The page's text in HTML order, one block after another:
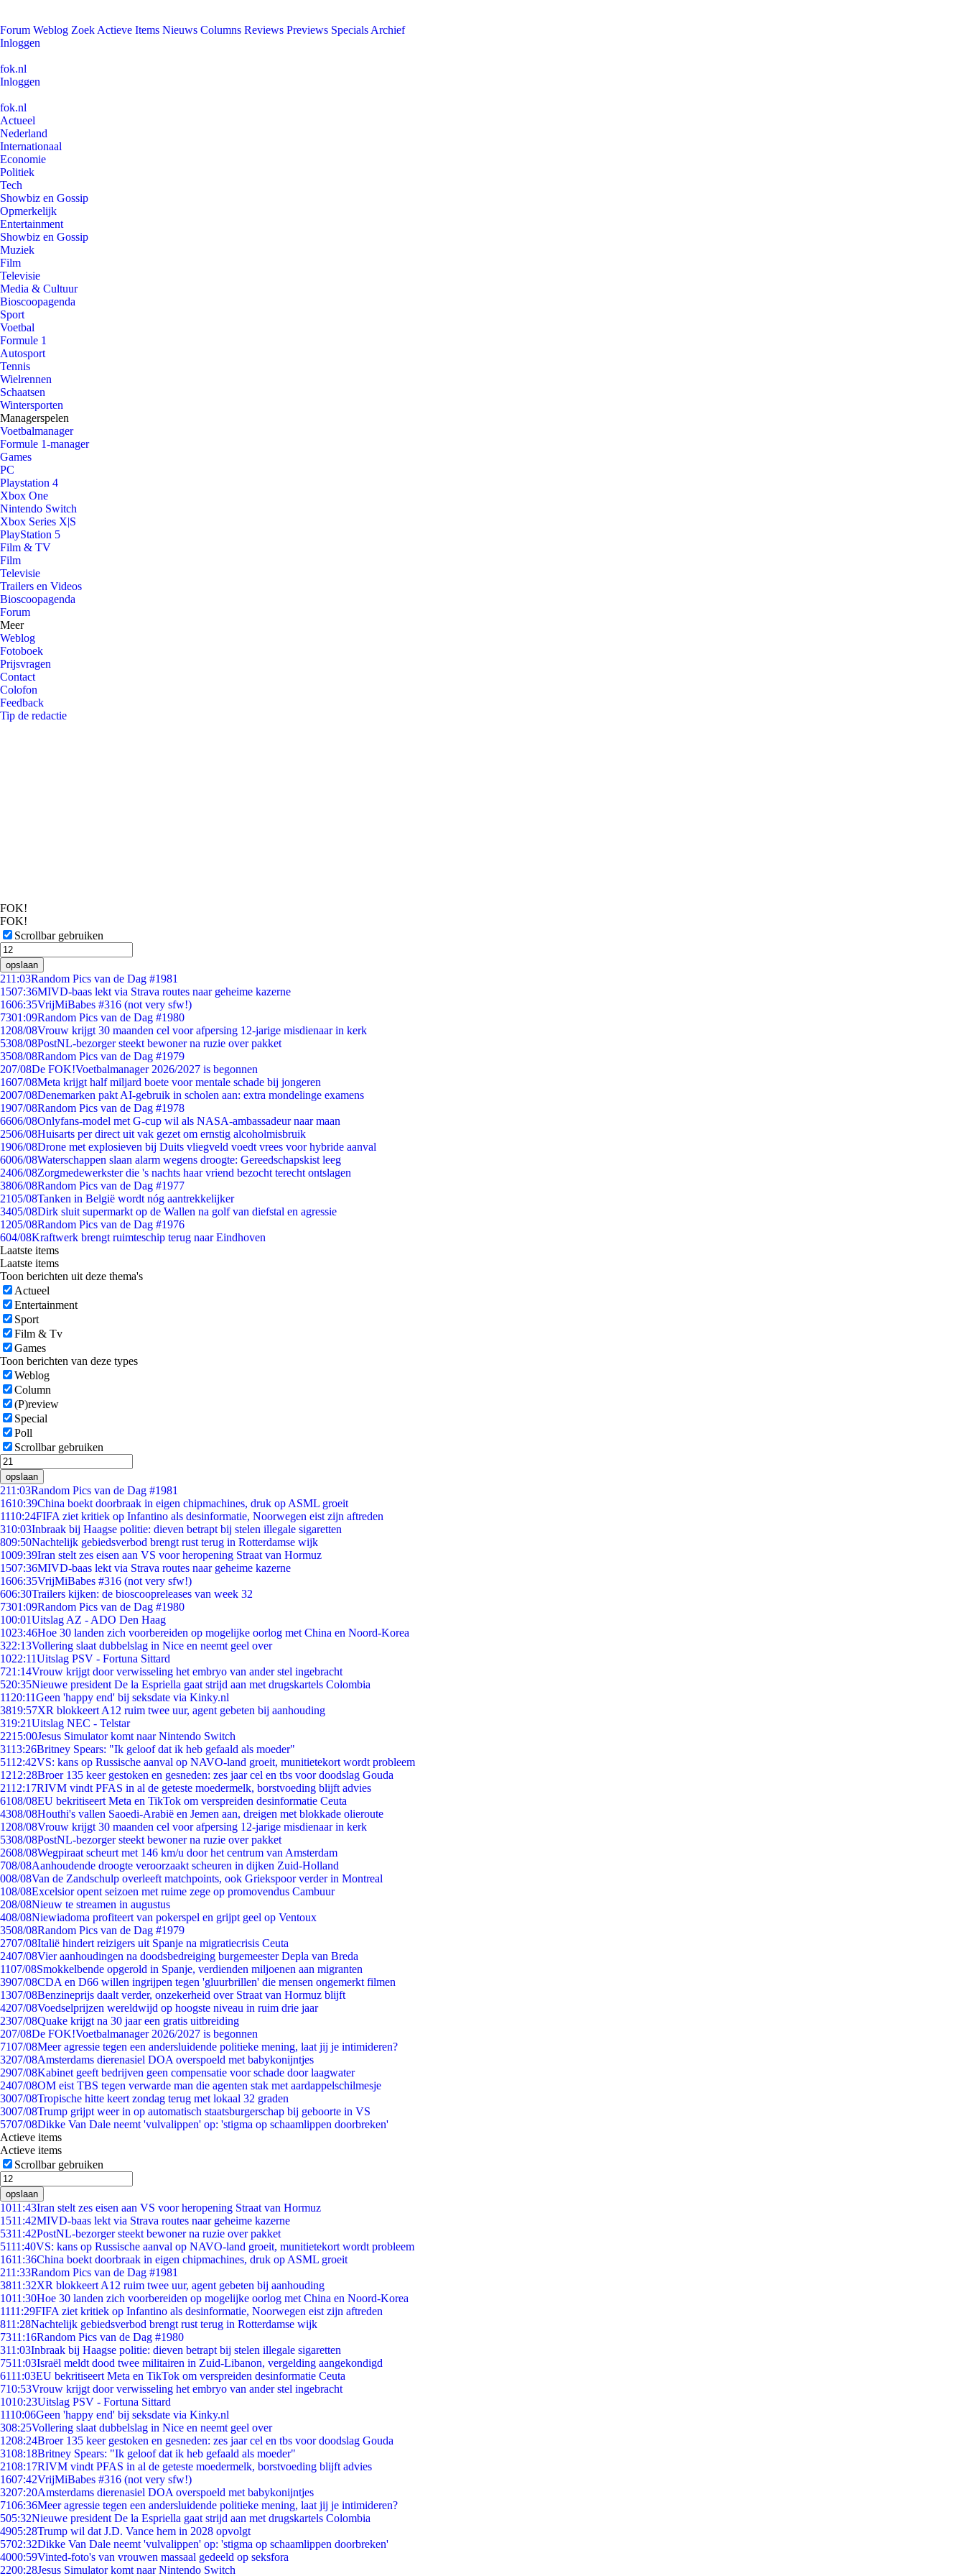
Forum Weblog Zoek Actieve Items Nieuws Columns Reviews Previews Specials Archief
Inloggen
fok.nl
Inloggen
fok.nl
Actueel
Nederland
Internationaal
Economie
Politiek
Tech
Showbiz en Gossip
Opmerkelijk
Entertainment
Showbiz en Gossip
Muziek
Film
Televisie
Media & Cultuur
Bioscoopagenda
Sport
Voetbal
Formule 1
Autosport
Tennis
Wielrennen
Schaatsen
Wintersporten
Managerspelen
Voetbalmanager
Formule 1-manager
Games
PC
Playstation 4
Xbox One
Nintendo Switch
Xbox Series X|S
PlayStation 5
Film & TV
Film
Televisie
Trailers en Videos
Bioscoopagenda
Forum
Meer
Weblog
Fotoboek
Prijsvragen
Contact
Colofon
Feedback
Tip de redactie
FOK!
FOK!
Scrollbar gebruiken
opslaan
211:03Random Pics van de Dag #1981
1507:36MIVD-baas lekt via Strava routes naar geheime kazerne
1606:35VrijMiBabes #316 (not very sfw!)
7301:09Random Pics van de Dag #1980
1208/08Vrouw krijgt 30 maanden cel voor afpersing 12-jarige misdienaar in kerk
5308/08PostNL-bezorger steekt bewoner na ruzie over pakket
3508/08Random Pics van de Dag #1979
207/08De FOK!Voetbalmanager 2026/2027 is begonnen
1607/08Meta krijgt half miljard boete voor mentale schade bij jongeren
2007/08Denemarken pakt AI-gebruik in scholen aan: extra mondelinge examens
1907/08Random Pics van de Dag #1978
6606/08Onlyfans-model met G-cup wil als NASA-ambassadeur naar maan
2506/08Huisarts per direct uit vak gezet om ernstig alcoholmisbruik
1906/08Drone met explosieven bij Duits vliegveld voedt vrees voor hybride aanval
6006/08Waterschappen slaan alarm wegens droogte: Gereedschapskist leeg
2406/08Zorgmedewerkster die 's nachts haar vriend bezocht terecht ontslagen
3806/08Random Pics van de Dag #1977
2105/08Tanken in België wordt nóg aantrekkelijker
3405/08Dirk sluit supermarkt op de Wallen na golf van diefstal en agressie
1205/08Random Pics van de Dag #1976
604/08Kraftwerk brengt ruimteschip terug naar Eindhoven
Laatste items
Laatste items
Toon berichten uit deze thema's
Actueel
Entertainment
Sport
Film & Tv
Games
Toon berichten van deze types
Weblog
Column
(P)review
Special
Poll
Scrollbar gebruiken
opslaan
211:03Random Pics van de Dag #1981
1610:39China boekt doorbraak in eigen chipmachines, druk op ASML groeit
1110:24FIFA ziet kritiek op Infantino als desinformatie, Noorwegen eist zijn aftreden
310:03Inbraak bij Haagse politie: dieven betrapt bij stelen illegale sigaretten
809:50Nachtelijk gebiedsverbod brengt rust terug in Rotterdamse wijk
1009:39Iran stelt zes eisen aan VS voor heropening Straat van Hormuz
1507:36MIVD-baas lekt via Strava routes naar geheime kazerne
1606:35VrijMiBabes #316 (not very sfw!)
606:30Trailers kijken: de bioscoopreleases van week 32
7301:09Random Pics van de Dag #1980
100:01Uitslag AZ - ADO Den Haag
1023:46Hoe 30 landen zich voorbereiden op mogelijke oorlog met China en Noord-Korea
322:13Vollering slaat dubbelslag in Nice en neemt geel over
1022:11Uitslag PSV - Fortuna Sittard
721:14Vrouw krijgt door verwisseling het embryo van ander stel ingebracht
520:35Nieuwe president De la Espriella gaat strijd aan met drugskartels Colombia
11 20:11Geen 'happy end' bij seksdate via Kinky.nl
3819:57XR blokkeert A12 ruim twee uur, agent gebeten bij aanhouding
319:21Uitslag NEC - Telstar
2215:00Jesus Simulator komt naar Nintendo Switch
3113:26Britney Spears: "Ik geloof dat ik heb gefaald als moeder"
5112:42VS: kans op Russische aanval op NAVO-land groeit, munitietekort wordt probleem
1212:28Broer 135 keer gestoken en gesneden: zes jaar cel en tbs voor doodslag Gouda
2112:17RIVM vindt PFAS in al de geteste moedermelk, borstvoeding blijft advies
6108/08EU bekritiseert Meta en TikTok om verspreiden desinformatie Ceuta
4308/08Houthi's vallen Saoedi-Arabië en Jemen aan, dreigen met blokkade olieroute
1208/08Vrouw krijgt 30 maanden cel voor afpersing 12-jarige misdienaar in kerk
5308/08PostNL-bezorger steekt bewoner na ruzie over pakket
2608/08Wegpiraat scheurt met 146 km/u door het centrum van Amsterdam
708/08Aanhoudende droogte veroorzaakt scheuren in dijken Zuid-Holland
008/08Van de Zandschulp overleeft matchpoints, ook Griekspoor verder in Montreal
108/08Excelsior opent seizoen met ruime zege op promovendus Cambuur
208/08Nieuw te streamen in augustus
408/08Niewiadoma profiteert van pokerspel en grijpt geel op Ventoux
3508/08Random Pics van de Dag #1979
2707/08Italië hindert reizigers uit Spanje na migratiecrisis Ceuta
2407/08Vier aanhoudingen na doodsbedreiging burgemeester Depla van Breda
1107/08Smokkelbende opgerold in Spanje, verdienden miljoenen aan migranten
3907/08CDA en D66 willen ingrijpen tegen 'gluurbrillen' die mensen ongemerkt filmen
1307/08Benzineprijs daalt verder, onzekerheid over Straat van Hormuz blijft
4207/08Voedselprijzen wereldwijd op hoogste niveau in ruim drie jaar
2307/08Quake krijgt na 30 jaar een gratis uitbreiding
207/08De FOK!Voetbalmanager 2026/2027 is begonnen
7107/08Meer agressie tegen een andersluidende politieke mening, laat jij je intimideren?
3207/08Amsterdams dierenasiel DOA overspoeld met babykonijntjes
2907/08Kabinet geeft bedrijven geen compensatie voor schade door laagwater
2407/08OM eist TBS tegen verwarde man die agenten stak met aardappelschilmesje
3007/08Tropische hitte keert zondag terug met lokaal 32 graden
3007/08Trump grijpt weer in op automatisch staatsburgerschap bij geboorte in VS
5707/08Dikke Van Dale neemt 'vulvalippen' op: 'stigma op schaamlippen doorbreken'
Actieve items
Actieve items
Scrollbar gebruiken
opslaan
1011:43Iran stelt zes eisen aan VS voor heropening Straat van Hormuz
1511:42MIVD-baas lekt via Strava routes naar geheime kazerne
5311:42PostNL-bezorger steekt bewoner na ruzie over pakket
5111:40VS: kans op Russische aanval op NAVO-land groeit, munitietekort wordt probleem
1611:36China boekt doorbraak in eigen chipmachines, druk op ASML groeit
211:33Random Pics van de Dag #1981
3811:32XR blokkeert A12 ruim twee uur, agent gebeten bij aanhouding
1011:30Hoe 30 landen zich voorbereiden op mogelijke oorlog met China en Noord-Korea
1111:29FIFA ziet kritiek op Infantino als desinformatie, Noorwegen eist zijn aftreden
811:28Nachtelijk gebiedsverbod brengt rust terug in Rotterdamse wijk
7311:16Random Pics van de Dag #1980
311:03Inbraak bij Haagse politie: dieven betrapt bij stelen illegale sigaretten
7511:03Israël meldt dood twee militairen in Zuid-Libanon, vergelding aangekondigd
6111:03EU bekritiseert Meta en TikTok om verspreiden desinformatie Ceuta
710:53Vrouw krijgt door verwisseling het embryo van ander stel ingebracht
1010:23Uitslag PSV - Fortuna Sittard
1110:06Geen 'happy end' bij seksdate via Kinky.nl
308:25Vollering slaat dubbelslag in Nice en neemt geel over
1208:24Broer 135 keer gestoken en gesneden: zes jaar cel en tbs voor doodslag Gouda
3108:18Britney Spears: "Ik geloof dat ik heb gefaald als moeder"
2108:17RIVM vindt PFAS in al de geteste moedermelk, borstvoeding blijft advies
1607:42VrijMiBabes #316 (not very sfw!)
3207:20Amsterdams dierenasiel DOA overspoeld met babykonijntjes
7106:36Meer agressie tegen een andersluidende politieke mening, laat jij je intimideren?
505:32Nieuwe president De la Espriella gaat strijd aan met drugskartels Colombia
4905:28Trump wil dat J.D. Vance hem in 2028 opvolgt
5702:32Dikke Van Dale neemt 'vulvalippen' op: 'stigma op schaamlippen doorbreken'
4000:59Vinted-foto's van vrouwen massaal gedeeld op seksfora
2200:28Jesus Simulator komt naar Nintendo Switch